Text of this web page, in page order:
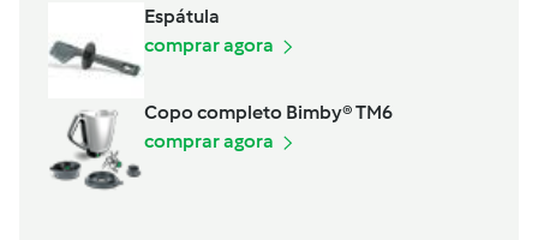
Espátula
comprar agora
Copo completo Bimby® TM6
comprar agora